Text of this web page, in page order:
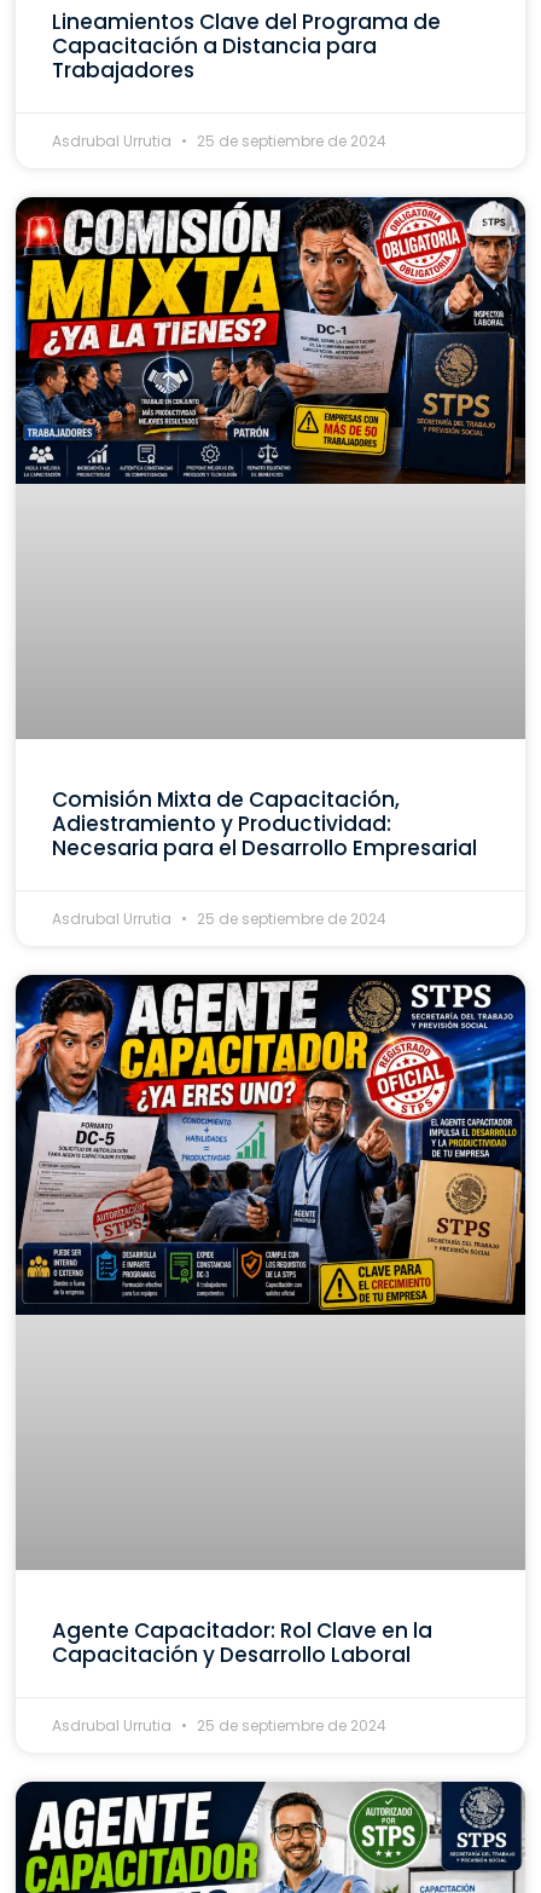
Lineamientos Clave del Programa de
Capacitación a Distancia para
Trabajadores
Asdrubal Urrutia 25 de septiembre de 2024
Comisión Mixta de Capacitación,
Adiestramiento y Productividad:
Necesaria para el Desarrollo Empresarial
Asdrubal Urrutia 25 de septiembre de 2024
Agente Capacitador: Rol Clave en la
Capacitación y Desarrollo Laboral
Asdrubal Urrutia 25 de septiembre de 2024